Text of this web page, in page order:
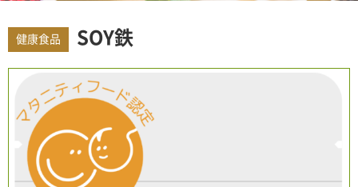
健康食品 SOY鉄